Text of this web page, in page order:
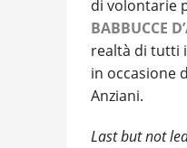
di volontarie
BABBUCCE
realtà di tutti
in occasione
Anziani.
Last but not